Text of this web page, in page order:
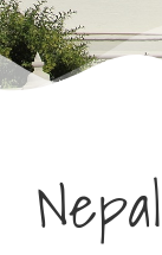
Nepal